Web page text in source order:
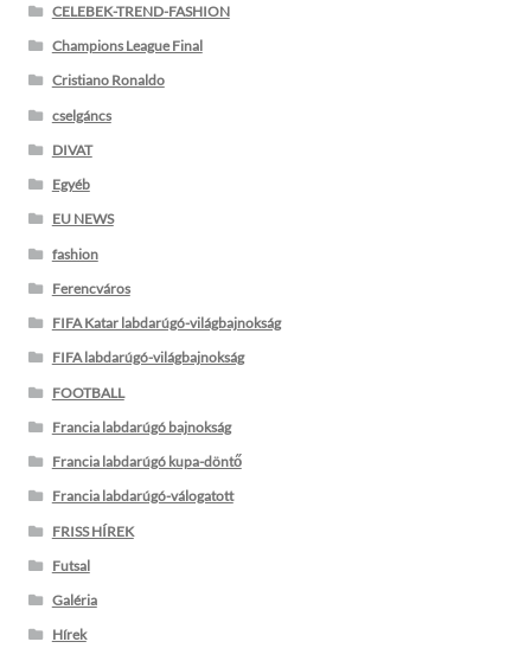
CELEBEK-TREND-FASHION
Champions League Final
Cristiano Ronaldo
cselgáncs
DIVAT
Egyéb
EU NEWS
fashion
Ferencváros
FIFA Katar labdarúgó-világbajnokság
FIFA labdarúgó-világbajnokság
FOOTBALL
Francia labdarúgó bajnokság
Francia labdarúgó kupa-döntő
Francia labdarúgó-válogatott
FRISS HÍREK
Futsal
Galéria
Hírek